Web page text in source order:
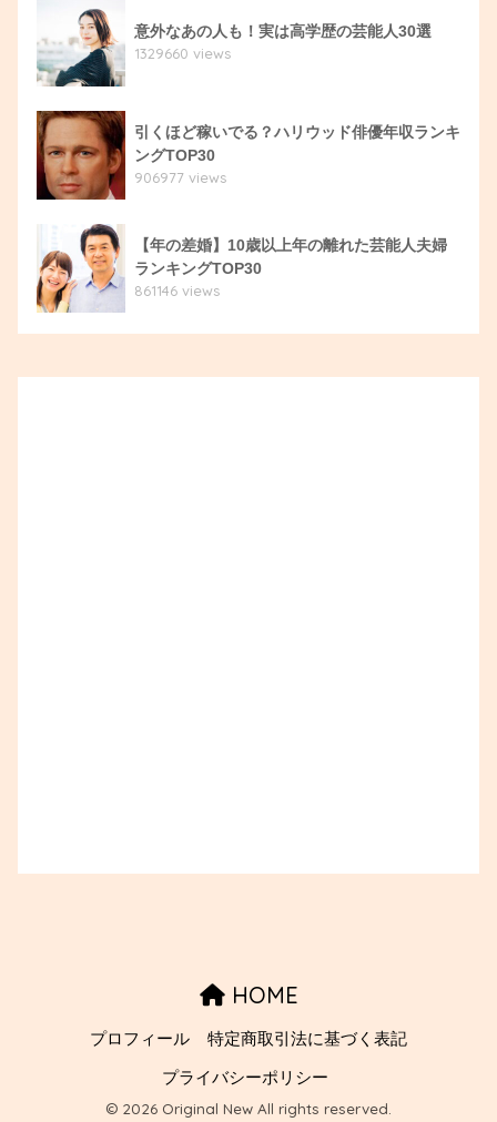
意外なあの人も！実は高学歴の芸能人30選
1329660 views
引くほど稼いでる？ハリウッド俳優年収ランキ
ングTOP30
906977 views
【年の差婚】10歳以上年の離れた芸能人夫婦
ランキングTOP30
861146 views
HOME
プロフィール 特定商取引法に基づく表記
プライバシーポリシー
© 2026 Original New All rights reserved.